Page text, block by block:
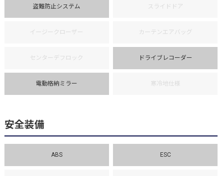
盗難防止システム スライドドア
イージークローザー カーテンエアバッグ
センターデフロック ドライブレコーダー
電動格納ミラー 寒冷地仕様
安全装備
ABS ESC